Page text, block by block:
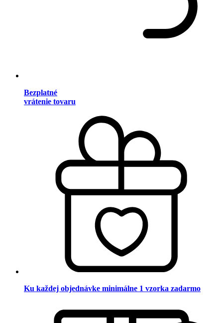
Bezplatné
vrátenie tovaru
Ku každej objednávke minimálne 1 vzorka zadarmo